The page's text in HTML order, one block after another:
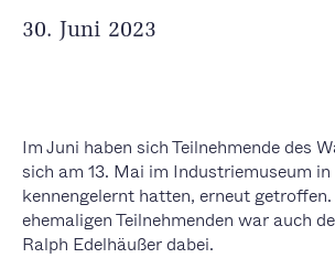
30. Juni 2023
Im Juni haben sich Teilnehmende des
sich am 13. Mai im Industriemuseum
kennengelernt hatten, erneut
ehemaligen Teilnehmenden war auch
Ralph Edelhäußer dabei.